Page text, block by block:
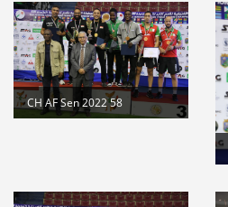
CH AF Sen 2022 58